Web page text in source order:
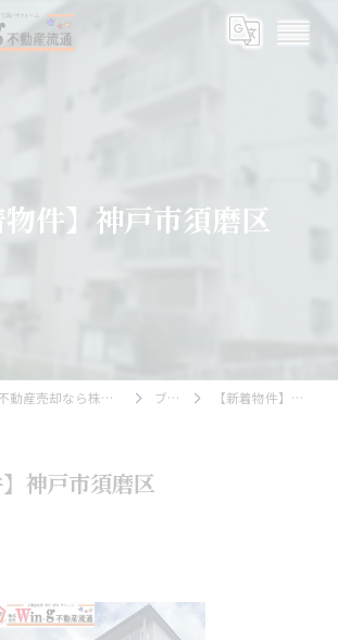
物件】神戸市須磨区
兵庫県神戸市の不動産売却なら株式会社Wing不動産流通 ブログ 【新着物件】神戸市須磨区
】神戸市須磨区